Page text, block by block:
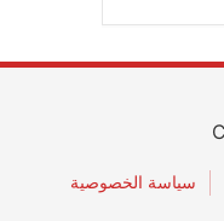
سياسة الخصوصية